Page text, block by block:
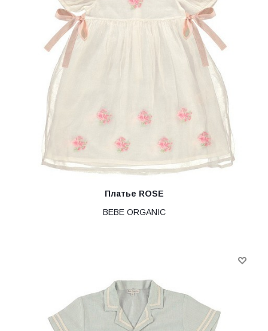
Платье ROSE
BEBE ORGANIC